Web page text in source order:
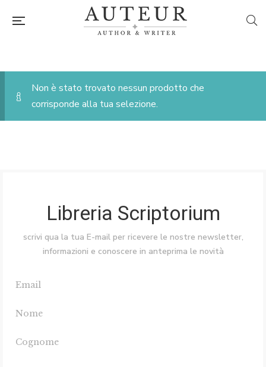
Non è stato trovato nessun prodotto che
corrisponde alla tua selezione.
Libreria Scriptorium
scrivi qua la tua E-mail per ricevere le nostre newsletter,
informazioni e conoscere in anteprima le novità